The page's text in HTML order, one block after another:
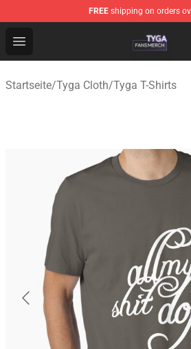
FREE shipping on orders
Open menu
Tyga Shop - Official Tyga
Startseite/Tyga Cloth/Tyga T-Shirts